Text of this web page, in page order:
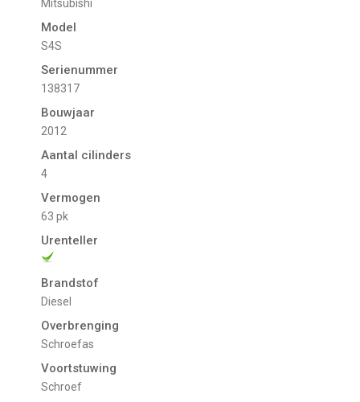
Mitsubishi
Model
S4S
Serienummer
138317
Bouwjaar
2012
Aantal cilinders
4
Vermogen
63 pk
Urenteller
Brandstof
Diesel
Overbrenging
Schroefas
Voortstuwing
schroef